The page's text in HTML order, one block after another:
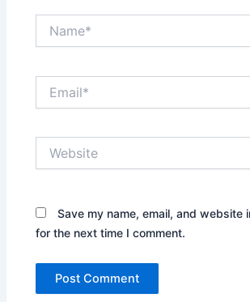
Save my name, email, and website
for the next time I comment.